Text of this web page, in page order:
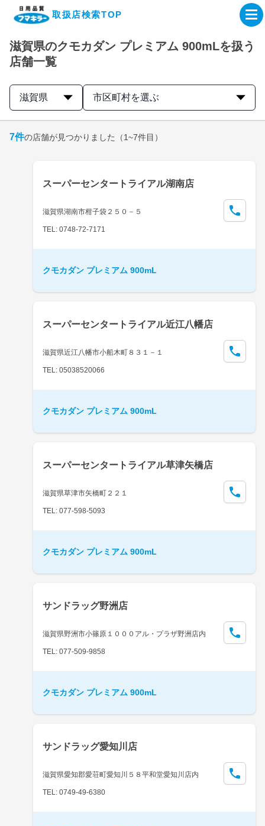
取扱店検索TOP
企業・IR情報サイト
製品情報サイト
取扱店検索はこちら
滋賀県のクモカダン プレミアム 900mLを扱う
店舗一覧
滋賀県 市区町村を選ぶ
7件の店舗が見つかりました （1~7件目）
スーパーセンタートライアル湖南店
滋賀県湖南市柑子袋２５０－５
TEL: 0748-72-7171
クモカダン プレミアム 900mL
スーパーセンタートライアル近江八幡店
滋賀県近江八幡市小船木町８３１－１
TEL: 05038520066
クモカダン プレミアム 900mL
スーパーセンタートライアル草津矢橋店
滋賀県草津市矢橋町２２１
TEL: 077-598-5093
クモカダン プレミアム 900mL
サンドラッグ野洲店
滋賀県野洲市小篠原１０００アル・プラザ野洲店内
TEL: 077-509-9858
クモカダン プレミアム 900mL
サンドラッグ愛知川店
滋賀県愛知郡愛荘町愛知川５８平和堂愛知川店内
TEL: 0749-49-6380